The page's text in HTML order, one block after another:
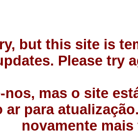
but this site is
Please try
nos, mas o site
ar para
novamente mais